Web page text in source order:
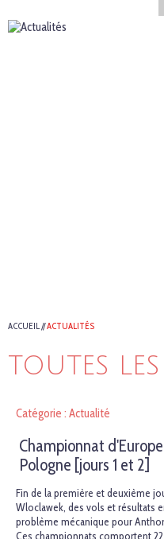
ACCUEIL//ACTUALITÉS
TOUTES
Catégorie : Actualité
Championnat
Pologne [jours 1 et 2]
Fin de la première et deuxième
Wloclawek, des vols et résultats
problème mécanique pour
Ces championnats comportent